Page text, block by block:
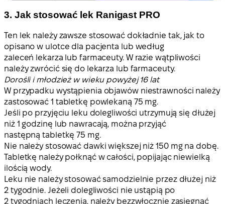
3. Jak stosować lek Ranigast PRO
Ten lek należy zawsze stosować dokładnie tak, jak to
opisano w ulotce dla pacjenta lub według
zaleceń lekarza lub farmaceuty. W razie wątpliwości
należy zwrócić się do lekarza lub farmaceuty.
Dorośli i młodzież w wieku powyżej 16 lat
W przypadku wystąpienia objawów niestrawności należy
zastosować 1 tabletkę powlekaną 75 mg.
Jeśli po przyjęciu leku dolegliwości utrzymują się dłużej
niż 1 godzinę lub nawracają, można przyjąć
następną tabletkę 75 mg.
Nie należy stosować dawki większej niż 150 mg na dobę.
Tabletkę należy połknąć w całości, popijając niewielką
ilością wody.
Leku nie należy stosować samodzielnie przez dłużej niż
2 tygodnie. Jeżeli dolegliwości nie ustąpią po
2 tygodniach leczenia, należy bezzwłocznie zasięgnąć